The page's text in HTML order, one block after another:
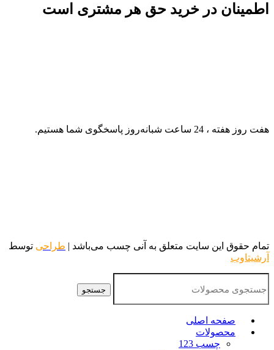
اطمینان در خرید حق هر مشتری است
هفت روز هفته ، 24 ساعت شبانه‌روز پاسخگوی شما هستیم.
تمام حقوق این سایت متعلق به آنی چسب می‌باشد | طراحی توسط
آرشیتاوب
جستجو
صفحه اصلی
محصولات
چسب 123